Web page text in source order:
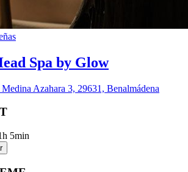
Spa by Glow
Azahara 3, 29631, Benalmádena
5min